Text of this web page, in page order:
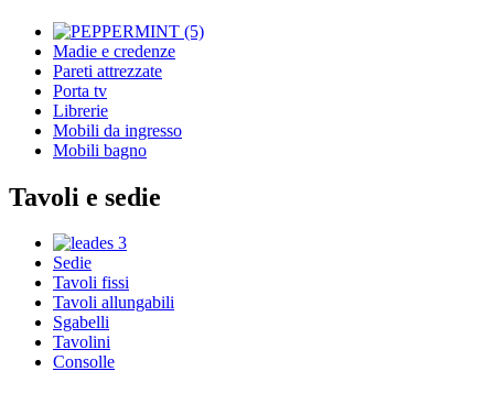
Madie e credenze
Pareti attrezzate
Porta tv
Librerie
Mobili da ingresso
Mobili bagno
Tavoli e sedie
Sedie
Tavoli fissi
Tavoli allungabili
Sgabelli
Tavolini
Consolle